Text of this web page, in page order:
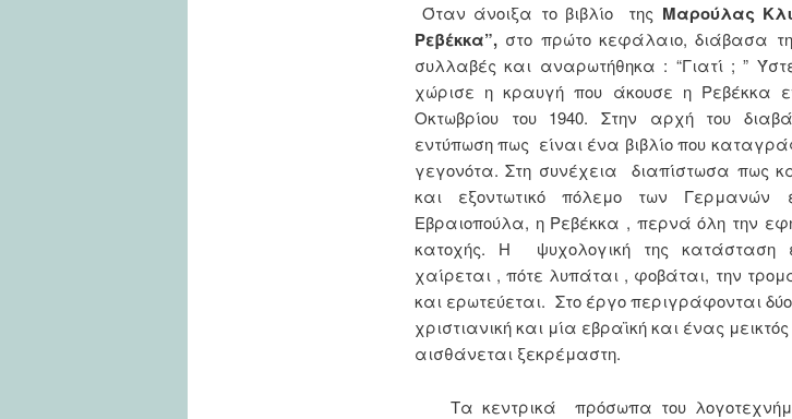
Όταν άνοιξα το βιβλίο της Μαρούλας
Ρεβέκκα”,στο πρώτο κεφάλαιο, διάβασα
συλλαβές και αναρωτήθηκα : “Γιατί ; ”
χώρισε η κραυγή που άκουσε η Ρεβέκκα
Οκτωβρίου του 1940. Στην αρχή του
εντύπωση πως είναι ένα βιβλίο που
γεγονότα. Στη συνέχεια διαπίστωσα πως
και εξοντωτικό πόλεμο των Γερμανών
Εβραιοπούλα, η Ρεβέκκα , περνά όλη την
κατοχής. Η ψυχολογική της κατάσταση
χαίρεται , πότε λυπάται , φοβάται, την
και ερωτεύεται. Στο έργο περιγράφονται
χριστιανική και μία εβραϊκή και ένας
αισθάνεται ξεκρέμαστη.
Τα κεντρικά πρόσωπα του